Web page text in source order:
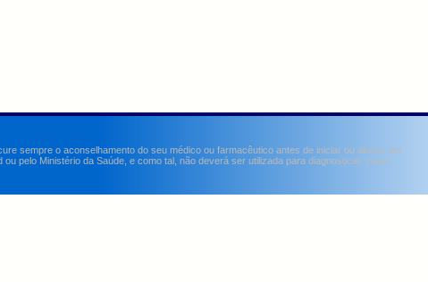
sempre o aconselhamento do seu médico ou farmacêutico antes de iniciar ou alterar um
pelo Ministério da Saúde, e como tal, não deverá ser utilizada para diagnosticar, curar,